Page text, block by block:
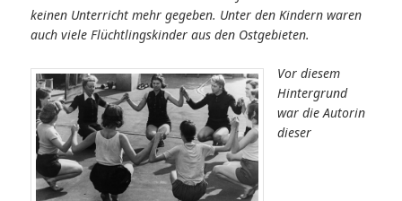
keinen Unterricht mehr gegeben. Unter den Kindern waren
auch viele Flüchtlingskinder aus den Ostgebieten.
Vor diesem
Hintergrund
war die Autorin
dieser